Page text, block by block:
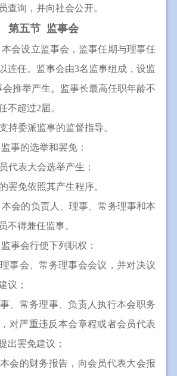
查询，并向社会公开。
第五节 监事会
会设立监事会，监事任期与理事任
连任。监事会由3名监事组成，设监
推举产生。监事长最高任职年龄不
不超过2届。
持委派监事的监督指导。
监事的选举和罢免：
代表大会选举产生；
罢免依照其产生程序。
会的负责人、理事、常务理事和本
不得兼任监事。
监事会行使下列职权：
理事会、常务理事会会议，并对决议
议；
事、常务理事、负责人执行本会职务
对严重违反本会章程或者会员代表
出罢免建议；
本会的财务报告，向会员代表大会报